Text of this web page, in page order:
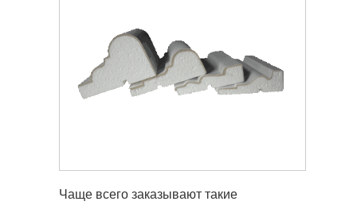
Чаще всего заказывают такие